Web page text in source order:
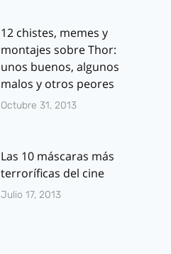
12 chistes, memes y
montajes sobre Thor:
unos buenos, algunos
malos y otros peores
Octubre 31, 2013
Las 10 máscaras más
terroríficas del cine
Julio 17, 2013